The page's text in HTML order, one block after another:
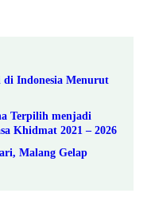
di Indonesia Menurut
Terpilih menjadi
Khidmat 2021 – 2026
Malang Gelap